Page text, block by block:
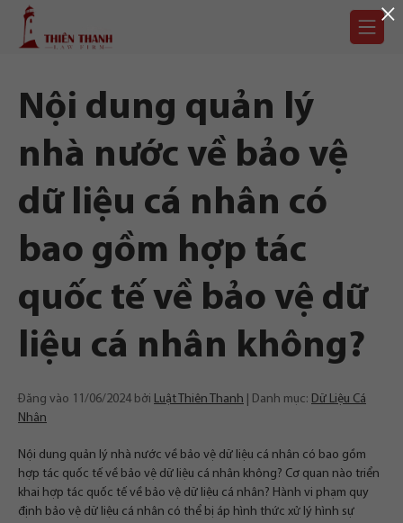
Chuyển
Trang
chủ
Nội dung quản lý
nhà nước về bảo vệ
dữ liệu cá nhân có
bao gồm hợp tác
quốc tế về bảo vệ dữ
liệu cá nhân không?
Đăng vào 11/06/2024 bởi Luật Thiên Thanh Danh mục: Dữ Liệu Cá
Nhân
Nội dung quản lý nhà nước về bảo vệ dữ liệu cá nhân có bao gồm
hợp tác quốc tế về bảo vệ dữ liệu cá nhân không? Cơ quan nào triển
khai hợp tác quốc tế về bảo vệ dữ liệu cá nhân? Hành vi phạm quy
định bảo vệ dữ liệu cá nhân có thể bị áp hình thức xử lý hình sự
×